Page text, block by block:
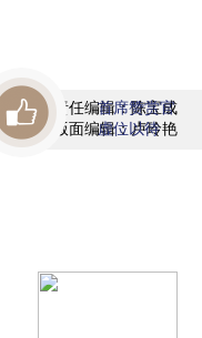
责任编辑：陈宝成
版面编辑：卢玲艳
首席赞赏官
虚位以待